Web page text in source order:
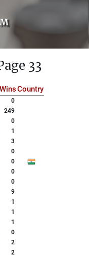
33
WinsCountry
0
249
0
1
3
0
0
0
0
9
1
1
1
0
2
2